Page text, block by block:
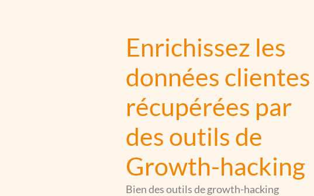
Enrichissez les
données clientes
récupérées par
des outils de
Growth-hacking
Bien des outils de growth-hacking